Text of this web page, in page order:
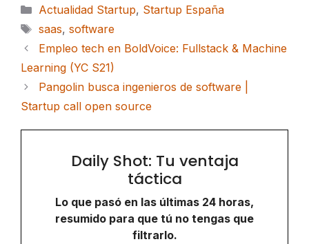
Categorías
Actualidad Startup, Startup España
Etiquetas
saas, software
Empleo tech en BoldVoice: Fullstack & Machine
Learning (YC S21)
Pangolin busca ingenieros de software |
Startup call open source
Daily Shot: Tu ventaja
táctica
Lo que pasó en las últimas 24 horas,
resumido para que tú no tengas que
filtrarlo.